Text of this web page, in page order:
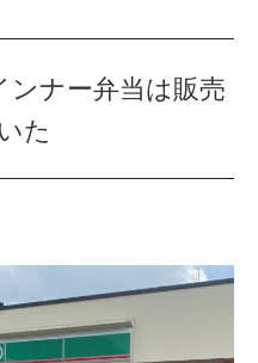
ンナー弁当は販売
た